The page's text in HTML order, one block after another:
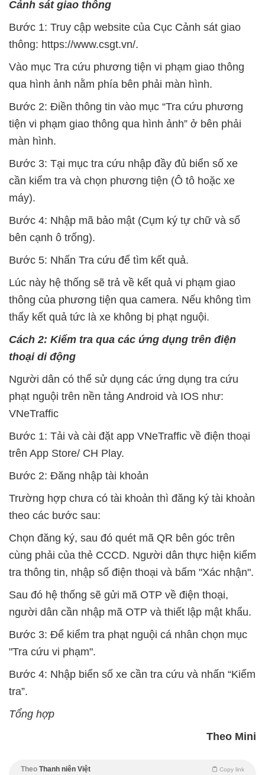
Cảnh sát giao thông
Bước 1: Truy cập website của Cục Cảnh sát giao
thông: https://www.csgt.vn/.
Vào mục Tra cứu phương tiện vi phạm giao thông
qua hình ảnh nằm phía bên phải màn hình.
Bước 2: Điền thông tin vào mục “Tra cứu phương
tiện vi phạm giao thông qua hình ảnh” ở bên phải
màn hình.
Bước 3: Tại mục tra cứu nhập đầy đủ biển số xe
cần kiểm tra và chọn phương tiện (Ô tô hoặc xe
máy).
Bước 4: Nhập mã bảo mật (Cụm ký tự chữ và số
bên cạnh ô trống).
Bước 5: Nhấn Tra cứu để tìm kết quả.
Lúc này hệ thống sẽ trả về kết quả vi phạm giao
thông của phương tiện qua camera. Nếu không tìm
thấy kết quả tức là xe không bị phạt nguội.
Cách 2: Kiểm tra qua các ứng dụng trên điện
thoại di động
Người dân có thể sử dụng các ứng dụng tra cứu
phạt nguội trên nền tảng Android và IOS như:
VNeTraffic
Bước 1: Tải và cài đặt app VNeTraffic về điện thoại
trên App Store/ CH Play.
Bước 2: Đăng nhập tài khoản
Trường hợp chưa có tài khoản thì đăng ký tài khoản
theo các bước sau:
Chọn đăng ký, sau đó quét mã QR bên góc trên
cùng phải của thẻ CCCD. Người dân thực hiện kiểm
tra thông tin, nhập số điện thoại và bấm "Xác nhận".
Sau đó hệ thống sẽ gửi mã OTP về điện thoại,
người dân cần nhập mã OTP và thiết lập mật khẩu.
Bước 3: Để kiểm tra phạt nguội cá nhân chọn mục
"Tra cứu vi phạm".
Bước 4: Nhập biển số xe cần tra cứu và nhấn “Kiểm
tra”.
Tổng hợp
Theo Mini
Theo Thanh niên Việt Copy link